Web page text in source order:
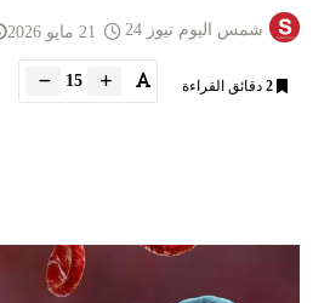
شمس اليوم نيوز 24
2 دقائق القراءة 15